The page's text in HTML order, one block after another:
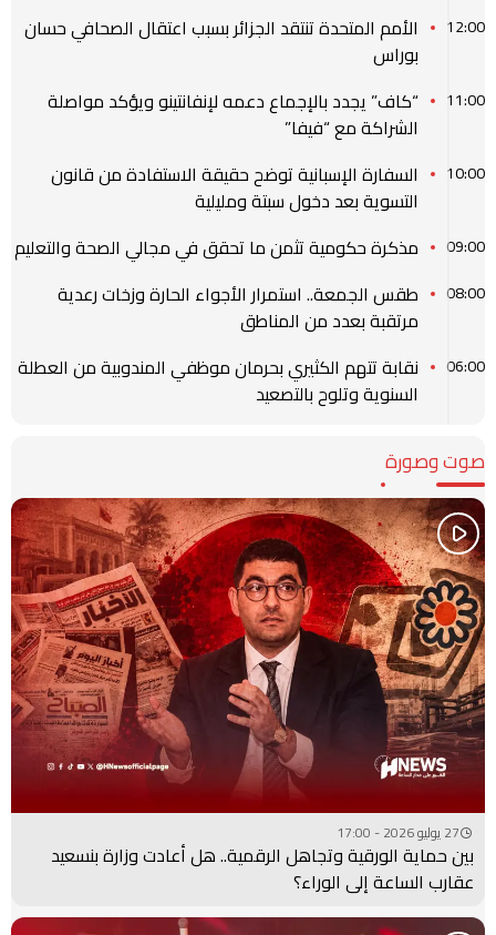
12:00
الأمم المتحدة تنتقد الجزائر بسبب اعتقال الصحافي حسان
بوراس
11:00
“كاف” يجدد بالإجماع دعمه لإنفانتينو ويؤكد مواصلة
الشراكة مع “فيفا”
10:00
السفارة الإسبانية توضح حقيقة الاستفادة من قانون
التسوية بعد دخول سبتة ومليلية
09:00 مذكرة حكومية تثمن ما تحقق في مجالي الصحة والتعليم
08:00
طقس الجمعة.. استمرار الأجواء الحارة وزخات رعدية
مرتقبة بعدد من المناطق
06:00
نقابة تتهم الكثيري بحرمان موظفي المندوبية من العطلة
السنوية وتلوح بالتصعيد
صوت وصورة
27 يوليو 2026 - 17:00
بين حماية الورقية وتجاهل الرقمية.. هل أعادت وزارة بنسعيد
عقارب الساعة إلى الوراء؟